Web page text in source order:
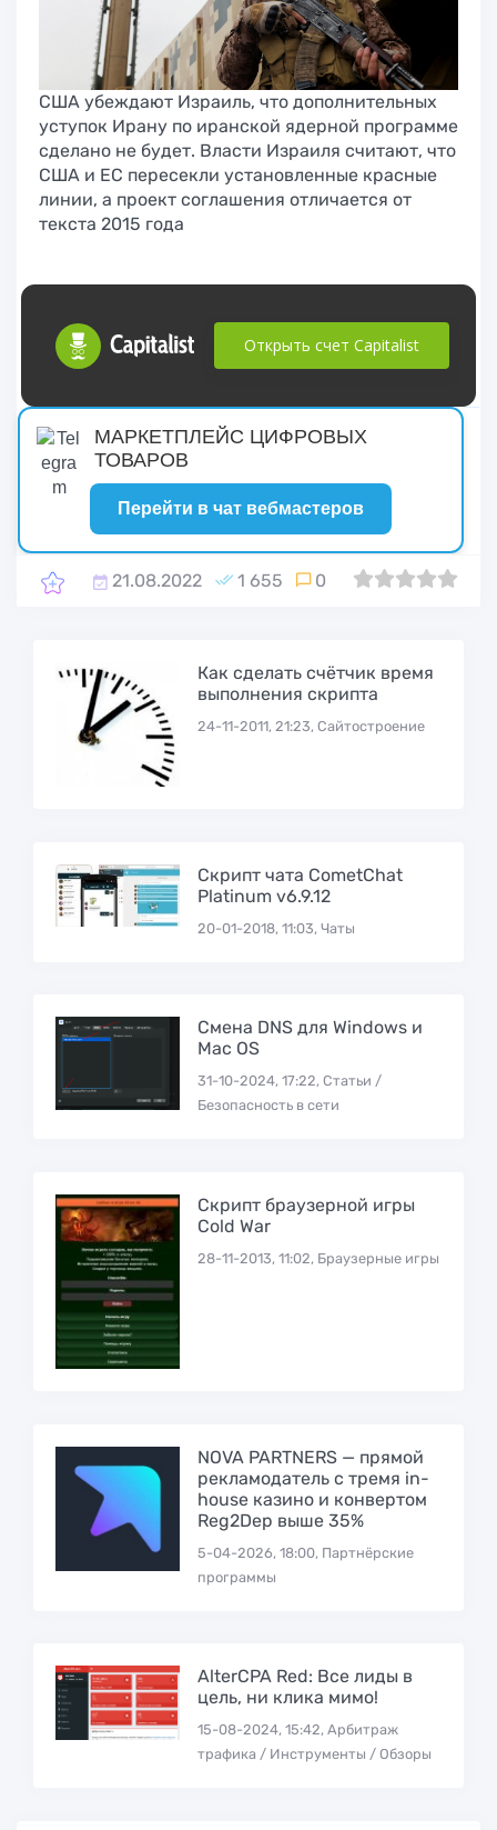
США убеждают Израиль, что дополнительных
уступок Ирану по иранской ядерной программе
сделано не будет. Власти Израиля считают, что
США и ЕС пересекли установленные красные
линии, а проект соглашения отличается от
текста 2015 года
Открыть счет Capitalist
МАРКЕТПЛЕЙС ЦИФРОВЫХ
ТОВАРОВ
Перейти в чат вебмастеров
21.08.2022 1 655 0 01 2 3 4 5
Как сделать счётчик время
выполнения скрипта
24-11-2011, 21:23, Сайтостроение
Скрипт чата CometChat
Platinum v6.9.12
20-01-2018, 11:03, Чаты
Смена DNS для Windows и
Mac OS
31-10-2024, 17:22, Статьи /
Безопасность в сети
Скрипт браузерной игры
Cold War
28-11-2013, 11:02, Браузерные игры
NOVA PARTNERS — прямой
рекламодатель с тремя in-
house казино и конвертом
Reg2Dep выше 35%
5-04-2026, 18:00, Партнёрские
программы
AlterCPA Red: Все лиды в
цель, ни клика мимо!
15-08-2024, 15:42, Арбитраж
трафика / Инструменты / Обзоры